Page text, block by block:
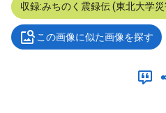
収録:みちのく震録伝 (東北大学
この画像に似た画像を探す